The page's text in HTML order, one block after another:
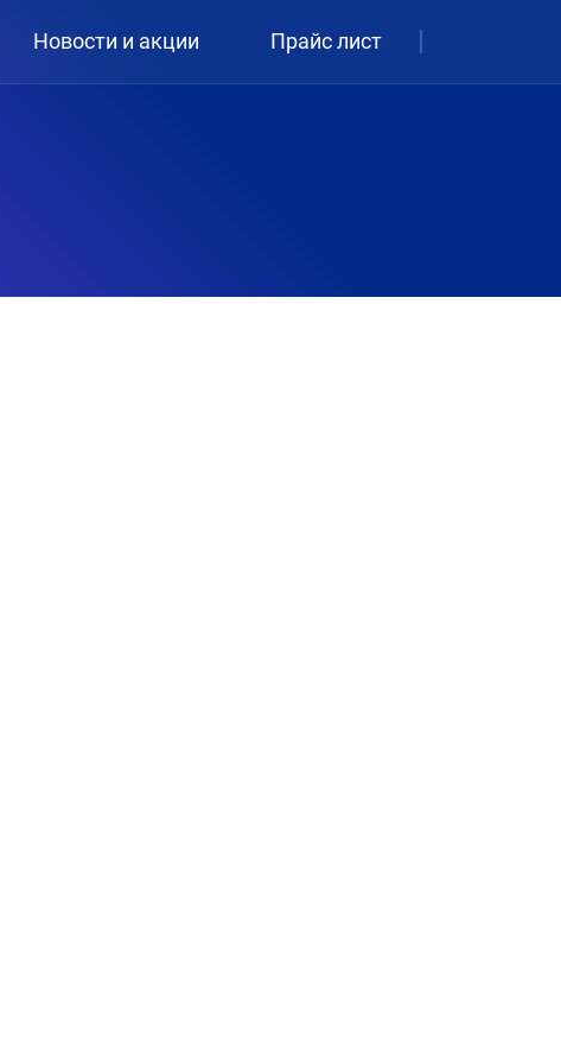
Новости и акции Прайс лист